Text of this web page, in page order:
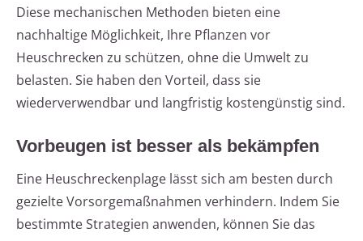
Diese mechanischen Methoden bieten eine
nachhaltige Möglichkeit, Ihre Pflanzen vor
Heuschrecken zu schützen, ohne die Umwelt zu
belasten. Sie haben den Vorteil, dass sie
wiederverwendbar und langfristig kostengünstig sind.
Vorbeugen ist besser als bekämpfen
Eine Heuschreckenplage lässt sich am besten durch
gezielte Vorsorgemaßnahmen verhindern. Indem Sie
bestimmte Strategien anwenden, können Sie das